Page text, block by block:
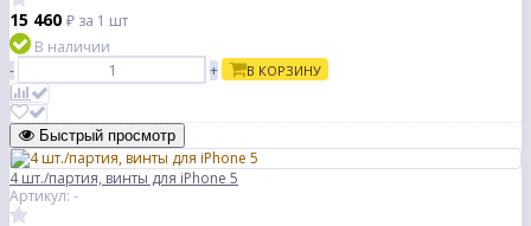
15 460 ₽ за 1 шт
В наличии
-
+ В КОРЗИНУ
Быстрый просмотр
4 шт./партия, винты для iPhone 5
Артикул: -